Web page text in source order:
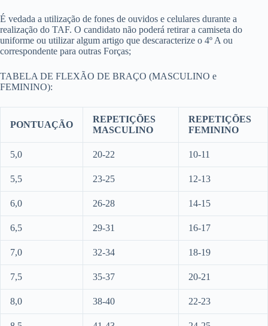
É vedada a utilização de fones de ouvidos e celulares durante a
realização do TAF. O candidato não poderá retirar a camiseta do
uniforme ou utilizar algum artigo que descaracterize o 4º A ou
correspondente para outras Forças;
TABELA DE FLEXÃO DE BRAÇO (MASCULINO e
FEMININO):
PONTUAÇÃO
REPETIÇÕES
MASCULINO
REPETIÇÕES
FEMININO
5,0 20-22 10-11
5,5 23-25 12-13
6,0 26-28 14-15
6,5 29-31 16-17
7,0 32-34 18-19
7,5 35-37 20-21
8,0 38-40 22-23